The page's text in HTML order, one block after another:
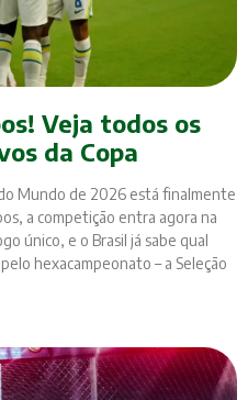
Veja todos os
da Copa
Mundo de 2026 está finalmente
a competição entra agora na
único, e o Brasil já sabe qual
hexacampeonato – a Seleção